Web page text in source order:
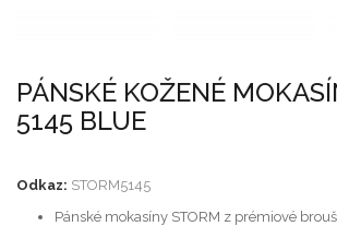
PÁNSKÉ KOŽENÉ
5145 BLUE
Odkaz: STORM5145
Pánské mokasíny STORM z prémiové